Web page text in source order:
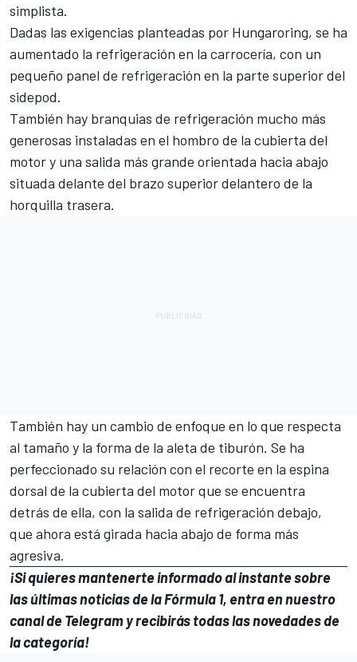
simplista.
Dadas las exigencias planteadas por Hungaroring, se ha
aumentado la refrigeración en la carrocería, con un
pequeño panel de refrigeración en la parte superior del
sidepod.
También hay branquias de refrigeración mucho más
generosas instaladas en el hombro de la cubierta del
motor y una salida más grande orientada hacia abajo
situada delante del brazo superior delantero de la
horquilla trasera.
También hay un cambio de enfoque en lo que respecta
al tamaño y la forma de la aleta de tiburón. Se ha
perfeccionado su relación con el recorte en la espina
dorsal de la cubierta del motor que se encuentra
detrás de ella, con la salida de refrigeración debajo,
que ahora está girada hacia abajo de forma más
agresiva.
¡Si quieres mantenerte informado al instante sobre
las últimas noticias de laFórmula 1, entra ennuestro
canal de Telegramy recibirás todas las novedades de
la categoría!